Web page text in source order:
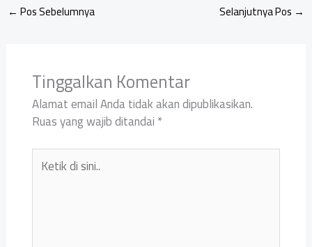
← Pos Sebelumnya Selanjutnya Pos →
Tinggalkan Komentar
Alamat email Anda tidak akan dipublikasikan.
Ruas yang wajib ditandai*
Ketik